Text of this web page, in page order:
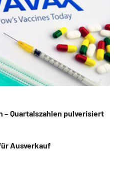
– Quartalszahlen pulverisiert
Ausverkauf